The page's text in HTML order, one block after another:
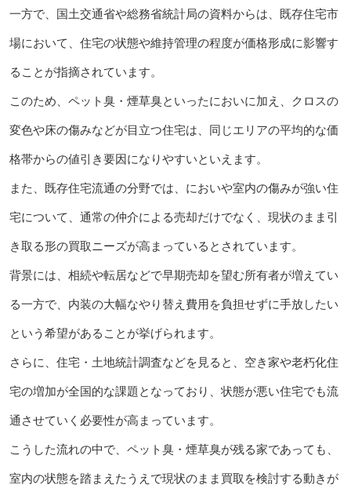
一方で、国土交通省や総務省統計局の資料からは、既存住宅市
場において、住宅の状態や維持管理の程度が価格形成に影響す
ることが指摘されています。
このため、ペット臭・煙草臭といったにおいに加え、クロスの
変色や床の傷みなどが目立つ住宅は、同じエリアの平均的な価
格帯からの値引き要因になりやすいといえます。
また、既存住宅流通の分野では、においや室内の傷みが強い住
宅について、通常の仲介による売却だけでなく、現状のまま引
き取る形の買取ニーズが高まっているとされています。
背景には、相続や転居などで早期売却を望む所有者が増えてい
る一方で、内装の大幅なやり替え費用を負担せずに手放したい
という希望があることが挙げられます。
さらに、住宅・土地統計調査などを見ると、空き家や老朽化住
宅の増加が全国的な課題となっており、状態が悪い住宅でも流
通させていく必要性が高まっています。
こうした流れの中で、ペット臭・煙草臭が残る家であっても、
室内の状態を踏まえたうえで現状のまま買取を検討する動きが